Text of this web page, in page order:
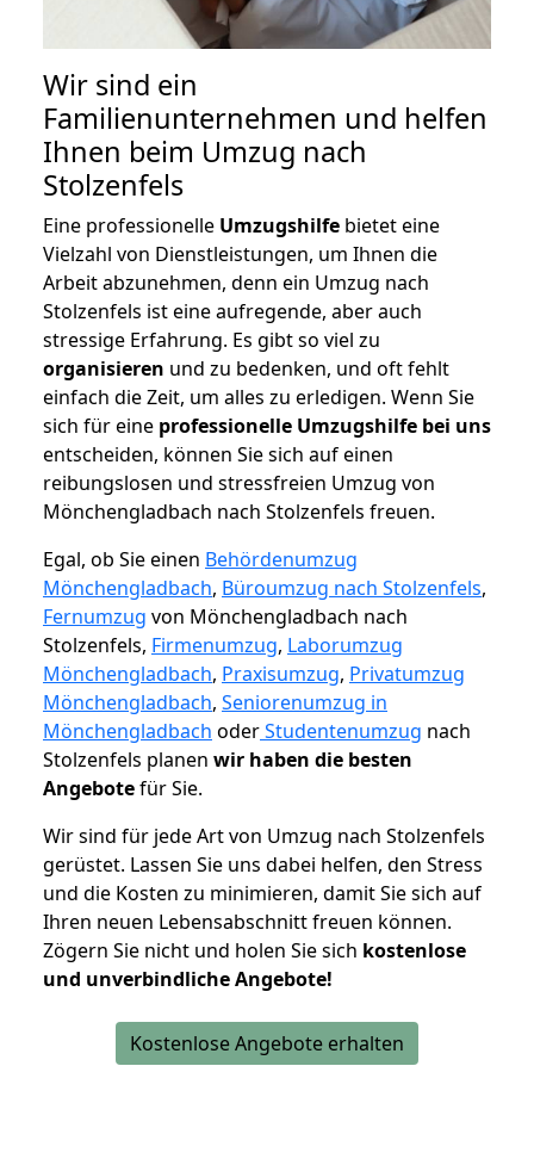
Wir sind ein
Familienunternehmen und helfen
Ihnen beim Umzug nach
Stolzenfels
Eine professionelle Umzugshilfe bietet eine
Vielzahl von Dienstleistungen, um Ihnen die
Arbeit abzunehmen, denn ein Umzug nach
Stolzenfels ist eine aufregende, aber auch
stressige Erfahrung. Es gibt so viel zu
organisieren und zu bedenken, und oft fehlt
einfach die Zeit, um alles zu erledigen. Wenn Sie
sich für eine professionelle Umzugshilfe bei uns
entscheiden, können Sie sich auf einen
reibungslosen und stressfreien Umzug von
Mönchengladbach nach Stolzenfels freuen.
Egal, ob Sie einen Behördenumzug
Mönchengladbach, Büroumzug nach Stolzenfels,
Fernumzug von Mönchengladbach nach
Stolzenfels, Firmenumzug, Laborumzug
Mönchengladbach, Praxisumzug, Privatumzug
Mönchengladbach, Seniorenumzug in
Mönchengladbach oderStudentenumzug nach
Stolzenfels planen wir haben die besten
Angebotefür Sie.
Wir sind für jede Art von Umzug nach Stolzenfels
gerüstet. Lassen Sie uns dabei helfen, den Stress
und die Kosten zu minimieren, damit Sie sich auf
Ihren neuen Lebensabschnitt freuen können.
Zögern Sie nicht und holen Sie sich kostenlose
und unverbindliche Angebote!
Kostenlose Angebote erhalten